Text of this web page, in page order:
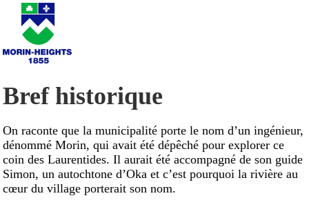
Bref historique
On raconte que la municipalité porte le nom d’un ingénieur,
dénommé Morin, qui avait été dépêché pour explorer ce
coin des Laurentides. Il aurait été accompagné de son guide
Simon, un autochtone d’Oka et c’est pourquoi la rivière au
cœur du village porterait son nom.